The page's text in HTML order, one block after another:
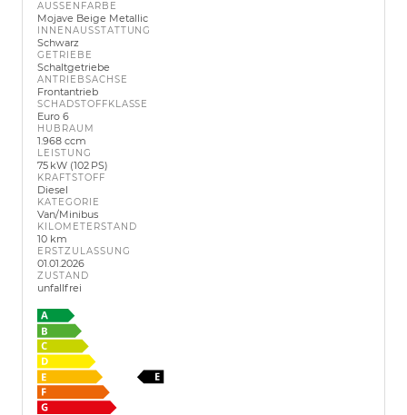
AUSSENFARBE
Mojave Beige Metallic
INNENAUSSTATTUNG
Schwarz
GETRIEBE
Schaltgetriebe
ANTRIEBSACHSE
Frontantrieb
SCHADSTOFFKLASSE
Euro 6
HUBRAUM
1.968 ccm
LEISTUNG
75 kW (102 PS)
KRAFTSTOFF
Diesel
KATEGORIE
Van/Minibus
KILOMETERSTAND
10 km
ERSTZULASSUNG
01.01.2026
ZUSTAND
unfallfrei